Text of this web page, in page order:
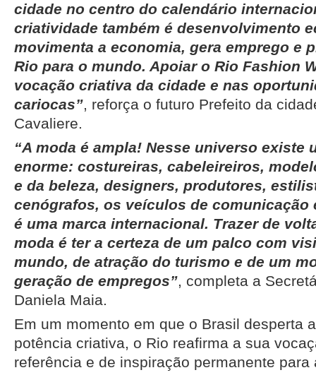
cidade no centro do calendário
criatividade também é desenvolvimento
movimenta a economia, gera emprego e
Rio para o mundo. Apoiar o Rio Fashion
vocação criativa da cidade e nas
cariocas”, reforça o futuro Prefeito da
Cavaliere.
“A moda é ampla! Nesse universo existe
enorme: costureiras, cabeleireiros,
e da beleza, designers, produtores,
cenógrafos, os veículos de comunicação
é uma marca internacional. Trazer de
moda é ter a certeza de um palco com
mundo, de atração do turismo e de um
geração de empregos”, completa a
Daniela Maia.
Em um momento em que o Brasil desperta
potência criativa, o Rio reafirma a sua
referência e de inspiração permanente para